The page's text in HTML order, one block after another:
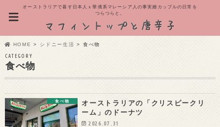
オーストラリアで暮す日本人ｘ華僑系マレーシア人の事実婚カップルの日常を
つらつらと。
HOME シドニー生活 食べ物
CATEGORY
食べ物
食べ物
オーストラリアの「クリスピークリ
ーム」のドーナツ
2026.07.31